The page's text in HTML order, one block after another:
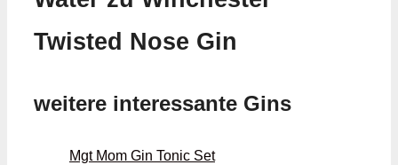
Twisted Nose Gin
weitere interessante Gins
Mgt Mom Gin Tonic Set